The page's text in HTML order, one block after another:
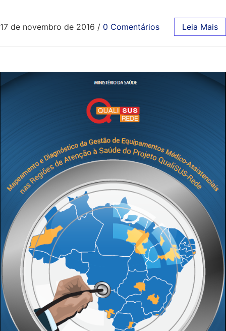
17 de novembro de 2016 / 0 Comentários Leia Mais